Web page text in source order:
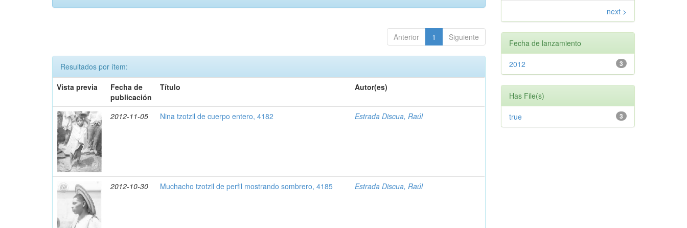
Anterior 1 Siguiente
Resultados por ítem:
Vista previa
Fecha de
publicación
Título Autor(es)
2012-11-05 Nina tzotzil de cuerpo entero, 4182 Estrada Discua, Raúl
2012-10-30 Muchacho tzotzil de perfil mostrando sombrero, 4185 Estrada Discua, Raúl
next >
Fecha de lanzamiento
3
2012
Has File(s)
3
true